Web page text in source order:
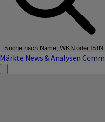
Suche nach Name, WKN oder ISIN
Märkte News & Analysen